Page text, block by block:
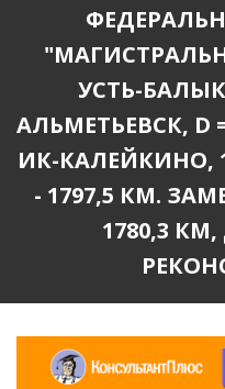
УСТЬ-
АЛЬМЕТЬЕВСК, D
ИК-КАЛЕЙКИНО,
- 1797,5 КМ.
1780,3